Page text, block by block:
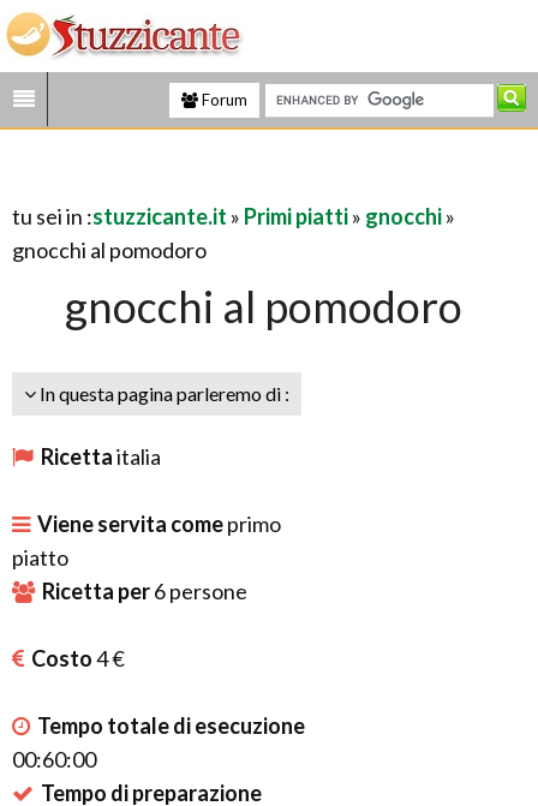
Forum
tu sei in :stuzzicante.it » Primi piatti» gnocchi»
gnocchi al pomodoro
gnocchi al pomodoro
In questa pagina parleremo di :
Ricettaitalia
Viene servita comeprimo
piatto
Ricetta per6persone
Costo4 €
Tempo totale di esecuzione
00:60:00
Tempo di preparazione